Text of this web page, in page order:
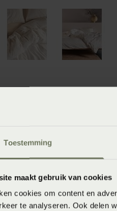
Toestemming
maakt gebruik van cookies
cookies om content en
te analyseren. Ook delen
in de winkels
altijd verkrijgbaar in de
de beschikbaarheid.